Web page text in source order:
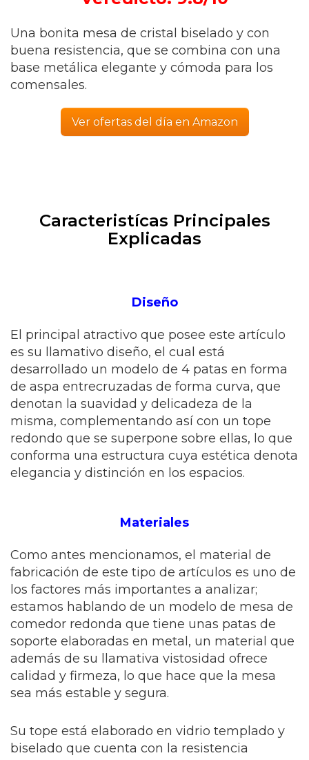
Una bonita mesa de cristal biselado y con
buena resistencia, que se combina con una
base metálica elegante y cómoda para los
comensales.
Ver ofertas del día en Amazon
Caracteristícas Principales
Explicadas
Diseño
El principal atractivo que posee este artículo
es su llamativo diseño, el cual está
desarrollado un modelo de 4 patas en forma
de aspa entrecruzadas de forma curva, que
denotan la suavidad y delicadeza de la
misma, complementando así con un tope
redondo que se superpone sobre ellas, lo que
conforma una estructura cuya estética denota
elegancia y distinción en los espacios.
Materiales
Como antes mencionamos, el material de
fabricación de este tipo de artículos es uno de
los factores más importantes a analizar;
estamos hablando de un modelo de mesa de
comedor redonda que tiene unas patas de
soporte elaboradas en metal, un material que
además de su llamativa vistosidad ofrece
calidad y firmeza, lo que hace que la mesa
sea más estable y segura.
Su tope está elaborado en vidrio templado y
biselado que cuenta con la resistencia